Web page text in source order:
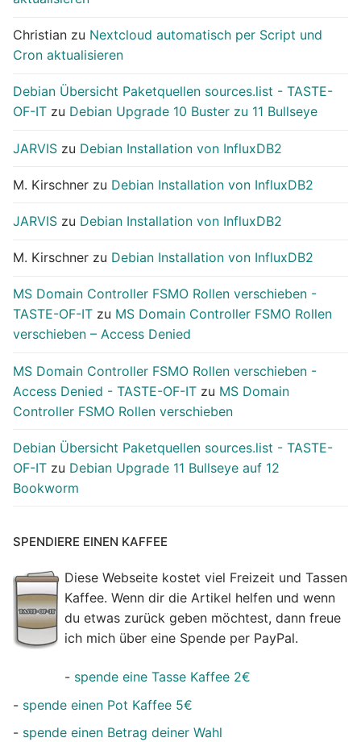
Christian zu Nextcloud automatisch per Script und
Cron aktualisieren
Debian Übersicht Paketquellen sources.list - TASTE-
OF-IT zu Debian Upgrade 10 Buster zu 11 Bullseye
JARVIS zu Debian Installation von InfluxDB2
M. Kirschner zu Debian Installation von InfluxDB2
JARVIS zu Debian Installation von InfluxDB2
M. Kirschner zu Debian Installation von InfluxDB2
MS Domain Controller FSMO Rollen verschieben -
TASTE-OF-IT zu MS Domain Controller FSMO Rollen
verschieben – Access Denied
MS Domain Controller FSMO Rollen verschieben -
Access Denied - TASTE-OF-IT zu MS Domain
Controller FSMO Rollen verschieben
Debian Übersicht Paketquellen sources.list - TASTE-
OF-IT zu Debian Upgrade 11 Bullseye auf 12
Bookworm
SPENDIERE EINEN KAFFEE
Diese Webseite kostet viel Freizeit und Tassen
Kaffee. Wenn dir die Artikel helfen und wenn
du etwas zurück geben möchtest, dann freue
ich mich über eine Spende per PayPal.
- spende eine Tasse Kaffee 2€
- spende einen Pot Kaffee 5€
- spende einen Betrag deiner Wahl